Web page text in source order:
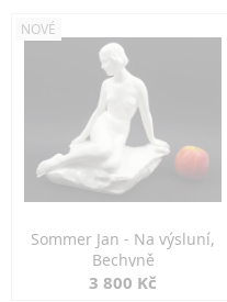
NOVÉ
Sommer Jan - Na výsluní,
Bechyně
3 800 Kč